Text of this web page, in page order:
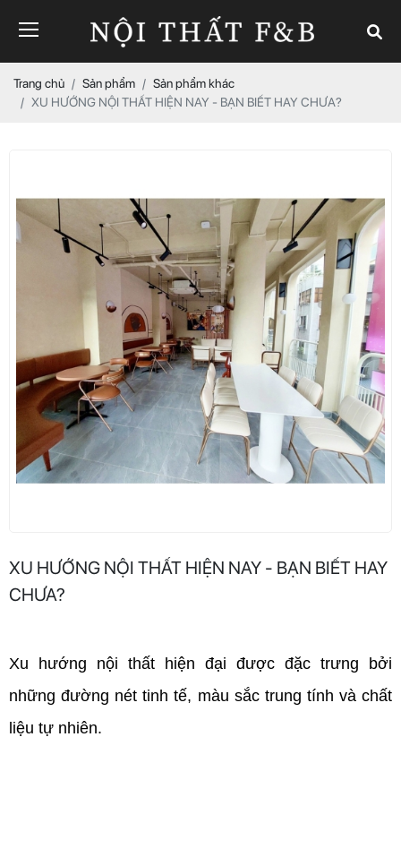
Trang chủ Sản phẩm
Sản phẩm khác
XU HƯỚNG NỘI THẤT HIỆN NAY - BẠN BIẾT HAY CHƯA?
XU HƯỚNG NỘI THẤT HIỆN NAY - BẠN BIẾT HAY
CHƯA?
Xu hướng nội thất hiện đại được đặc trưng bởi
những đường nét tinh tế, màu sắc trung tính và chất
liệu tự nhiên.